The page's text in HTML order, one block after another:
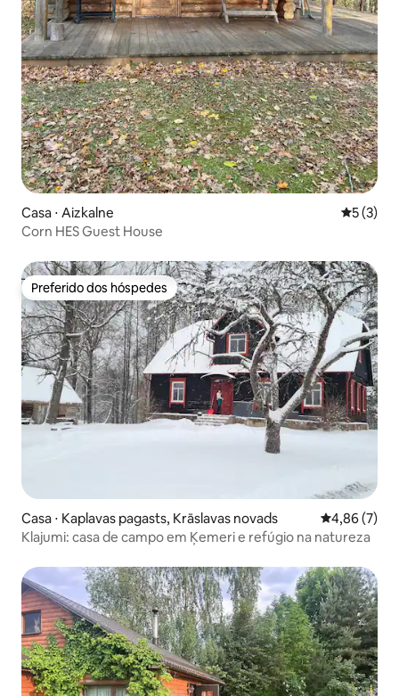
Casa ⋅ Aizkalne 5 de
5 (3)
Corn HES Guest House
Preferido dos hóspedes
Preferido dos hóspedes
Casa ⋅ Kaplavas pagasts, Krāslavas novads 4,86 de uma
4,86 (7)
Klajumi: casa de campo em Ķemeri e refúgio na natureza